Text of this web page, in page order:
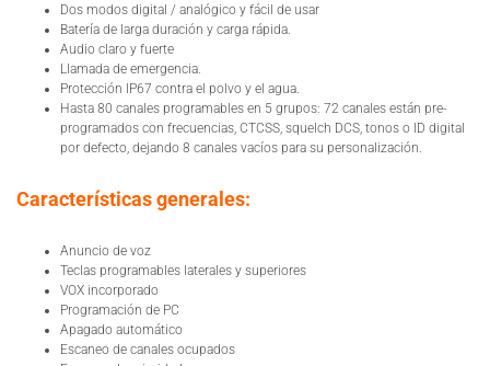
Dos modos digital / analógico y fácil de usar
Batería de larga duración y carga rápida.
Audio claro y fuerte
Llamada de emergencia.
Protección IP67 contra el polvo y el agua.
Hasta 80 canales programables en 5 grupos: 72 canales están pre-
programados con frecuencias, CTCSS, squelch DCS, tonos o ID digital
por defecto, dejando 8 canales vacíos para su personalización.
Características generales:
Anuncio de voz
Teclas programables laterales y superiores
VOX incorporado
Programación de PC
Apagado automático
Escaneo de canales ocupados